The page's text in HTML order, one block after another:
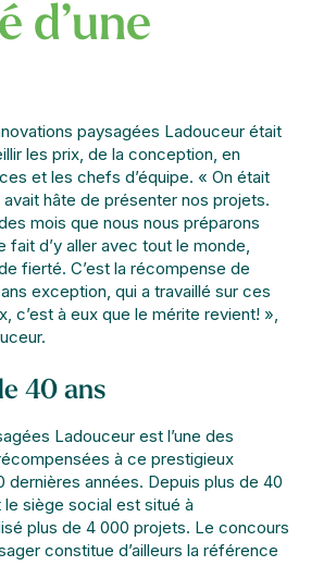
d’une
paysagées Ladouceur était
les prix, de la conception, en
et les chefs d’équipe. « On était
hâte de présenter nos projets.
mois que nous nous préparons
d’y aller avec tout le monde,
fierté. C’est la récompense de
exception, qui a travaillé sur ces
c’est à eux que le mérite revient! »,
40 ans
Ladouceur est l’une des
à ce prestigieux
dernières années. Depuis plus de 40
le siège social est situé à
plus de 4 000 projets. Le concours
constitue d’ailleurs la référence